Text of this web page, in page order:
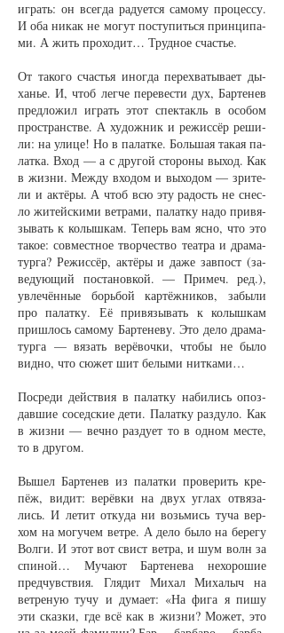
играть: он всег­да ра­ду­ет­ся са­мо­му про­цес­су.
И оба ни­как не мо­гут по­сту­пить­ся прин­ци­па­
ми. А жить про­хо­дит… Труд­ное счастье.
От та­ко­го счастья иног­да пе­ре­хва­ты­ва­ет ды­
ханье. И, чтоб лег­че пе­ре­вес­ти дух, Бар­те­нев
пред­ло­жил иг­рать этот спек­такль в осо­бом
прост­ранст­ве. А ху­дож­ник и ре­жис­сёр ре­ши­
ли: на ули­це! Но в па­лат­ке. Боль­шая та­кая па­
лат­ка. Вход — а с дру­гой сто­ро­ны вы­ход. Как
в жиз­ни. Меж­ду вхо­дом и вы­хо­дом — зри­те­
ли и ак­тёры. А чтоб всю эту ра­дость не снес­
ло жи­тей­ски­ми вет­ра­ми, па­лат­ку на­до при­вя­
зы­вать к ко­лыш­кам. Те­перь вам яс­но, что это
та­кое: со­вмест­ное твор­чест­во те­ат­ра и дра­ма­
тур­га? Ре­жис­сёр, ак­тёры и да­же зав­пост (за­
ве­ду­ю­щий по­ста­нов­кой. — При­меч. ред.),
увле­чён­ные борь­бой кар­тёж­ни­ков, за­бы­ли
про па­лат­ку. Её при­вя­зы­вать к ко­лыш­кам
при­шлось са­мо­му Бар­те­не­ву. Это де­ло дра­ма­
тур­га — вя­зать ве­рёвоч­ки, что­бы не бы­ло
вид­но, что сю­жет шит бе­лы­ми нит­ка­ми…
По­сре­ди дейст­вия в па­лат­ку на­би­лись опоз­
дав­шие со­сед­ские де­ти. Па­лат­ку раз­ду­ло. Как
в жиз­ни — веч­но раз­ду­ет то в од­ном мес­те,
то в дру­гом.
Вы­шел Бар­те­нев из па­лат­ки про­ве­рить кре­
пёж, ви­дит: ве­рёв­ки на двух уг­лах отвя­за­
лись. И ле­тит от­ку­да ни возь­мись ту­ча вер­
хом на мо­гу­чем вет­ре. А де­ло бы­ло на бе­ре­гу
Вол­ги. И этот вот свист вет­ра, и шум волн за
спи­ной… Му­ча­ют Бар­те­не­ва не­хо­ро­шие
пред­чувст­вия. Гля­дит Ми­хал Ми­ха­лыч на
вет­ре­ную ту­чу и ду­ма­ет: «На фи­га я пи­шу
эти сказ­ки, где всё как в жиз­ни? Мо­жет, это